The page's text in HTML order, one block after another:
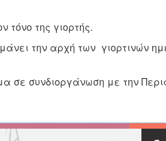
της γιορτής.
την αρχή των γιορτινών
σε συνδιοργάνωση με την